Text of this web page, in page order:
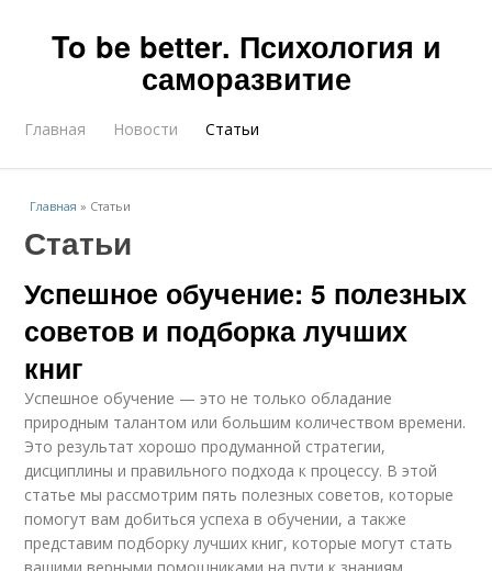
To be better. Психология и
саморазвитие
Главная Новости Статьи
Главная » Статьи
Статьи
Успешное обучение: 5 полезных
советов и подборка лучших
книг
Успешное обучение — это не только обладание
природным талантом или большим количеством времени.
Это результат хорошо продуманной стратегии,
дисциплины и правильного подхода к процессу. В этой
статье мы рассмотрим пять полезных советов, которые
помогут вам добиться успеха в обучении, а также
представим подборку лучших книг, которые могут стать